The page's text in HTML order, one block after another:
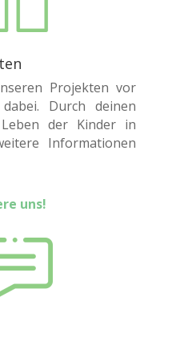
Projekten vor
Durch deinen
der Kinder in
Informationen
uns!